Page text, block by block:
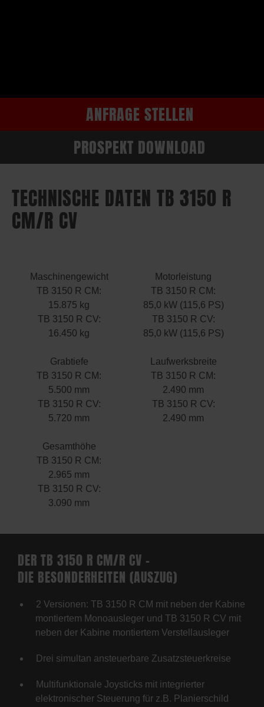
ANFRAGE STELLEN
PROSPEKT DOWNLOAD
TECHNISCHE DATEN TB 3150 R
CM/R CV
Maschinengewicht
TB 3150 R CM:
15.875 kg
TB 3150 R CV:
16.450 kg
Motorleistung
TB 3150 R CM:
85,0 kW (115,6 PS)
TB 3150 R CV:
85,0 kW (115,6 PS)
Grabtiefe
TB 3150 R CM:
5.500 mm
TB 3150 R CV:
5.720 mm
Laufwerksbreite
TB 3150 R CM:
2.490 mm
TB 3150 R CV:
2.490 mm
Gesamthöhe
TB 3150 R CM:
2.965 mm
TB 3150 R CV:
3.090 mm
DER TB 3150 R CM/R CV –
DIE BESONDERHEITEN (AUSZUG)
2 Versionen: TB 3150 R CM mit neben der Kabine
montiertem Monoausleger und TB 3150 R CV mit
neben der Kabine montiertem Verstellausleger
Drei simultan ansteuerbare Zusatzsteuerkreise
Multifunktionale Joysticks mit integrierter
elektronischer Steuerung für z.B. Planierschild